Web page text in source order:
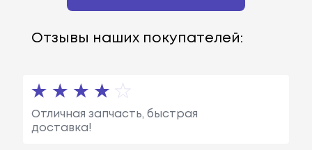
Отзывы наших покупателей:
Отличная запчасть, быстрая
доставка!